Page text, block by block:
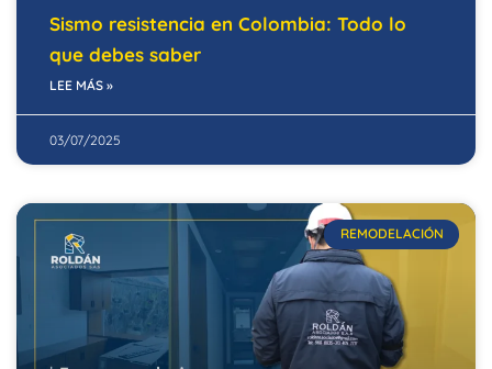
Sismo resistencia en Colombia: Todo lo
que debes saber
LEE MÁS »
03/07/2025
REMODELACIÓN